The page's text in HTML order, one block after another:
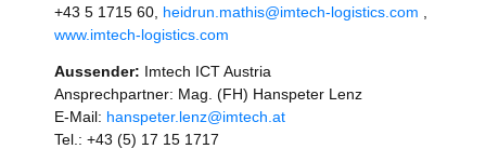
+43 5 1715 60, heidrun.mathis@imtech-logistics.com
www.imtech-logistics.com
Aussender: Imtech ICT Austria
Ansprechpartner: Mag. (FH) Hanspeter Lenz
E-Mail: hanspeter.lenz@imtech.at
Tel.: +43 (5) 17 15 1717